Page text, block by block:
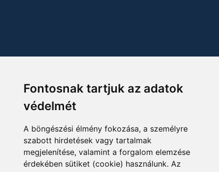
Fontosnak tartjuk az adatok
védelmét
A böngészési élmény fokozása, a személyre
szabott hirdetések vagy tartalmak
megjelenítése, valamint a forgalom elemzése
érdekében sütiket (cookie) használunk. Az